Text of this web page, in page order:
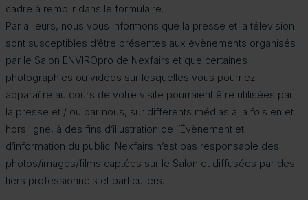
cadre à remplir dans le formulaire.
Par ailleurs, nous vous informons que la presse et la télévision
sont susceptibles d’être présentes aux évènements organisés
par le Salon ENVIROpro de Nexfairs et que certaines
photographies ou vidéos sur lesquelles vous pourriez
apparaître au cours de votre visite pourraient être utilisées par
la presse et / ou par nous, sur différents médias à la fois en et
hors ligne, à des fins d’illustration de l’Évènement et
d’information du public. Nexfairs n’est pas responsable des
photos/images/films captées sur le Salon et diffusées par des
tiers professionnels et particuliers.